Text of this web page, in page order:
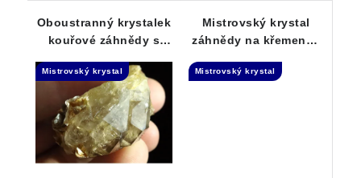
Oboustranný krystalek
kouřové záhnědy s
Mistrovský krystal
Mistrovský krystal
záhnědy na křemenné
Andělů
Mistrovský krystal